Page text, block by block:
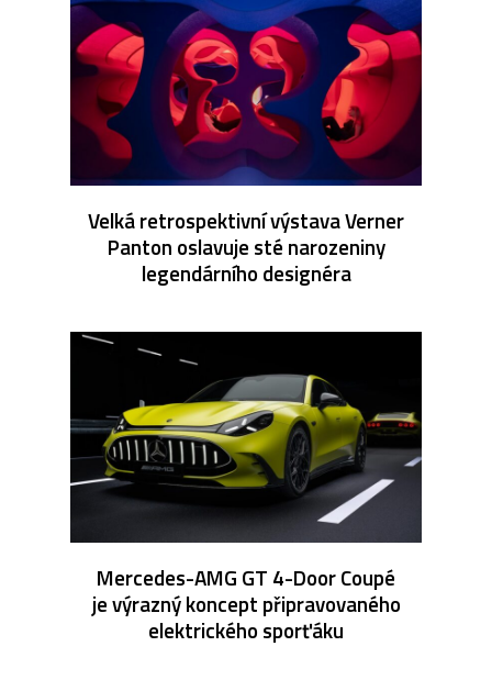
Velká retrospektivní výstava Verner
Panton oslavuje sté narozeniny
legendárního designéra
Mercedes-AMG GT 4-Door Coupé
je výrazný koncept připravovaného
elektrického sporťáku